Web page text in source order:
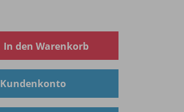
In den Warenkorb
Kundenkonto